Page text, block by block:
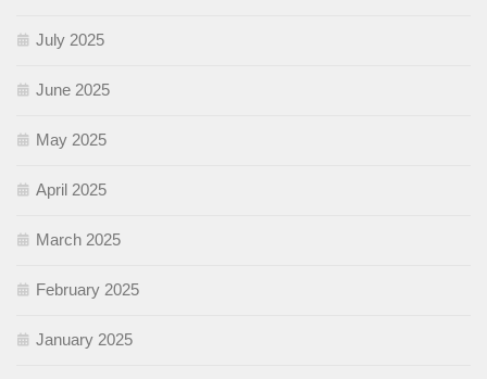
July 2025
June 2025
May 2025
April 2025
March 2025
February 2025
January 2025